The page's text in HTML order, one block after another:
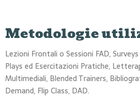
Metodologie
Lezioni Frontali o Sessioni FAD,
Plays ed Esercitazioni Pratiche,
Multimediali, Blended Trainers,
Demand, Flip Class, DAD.